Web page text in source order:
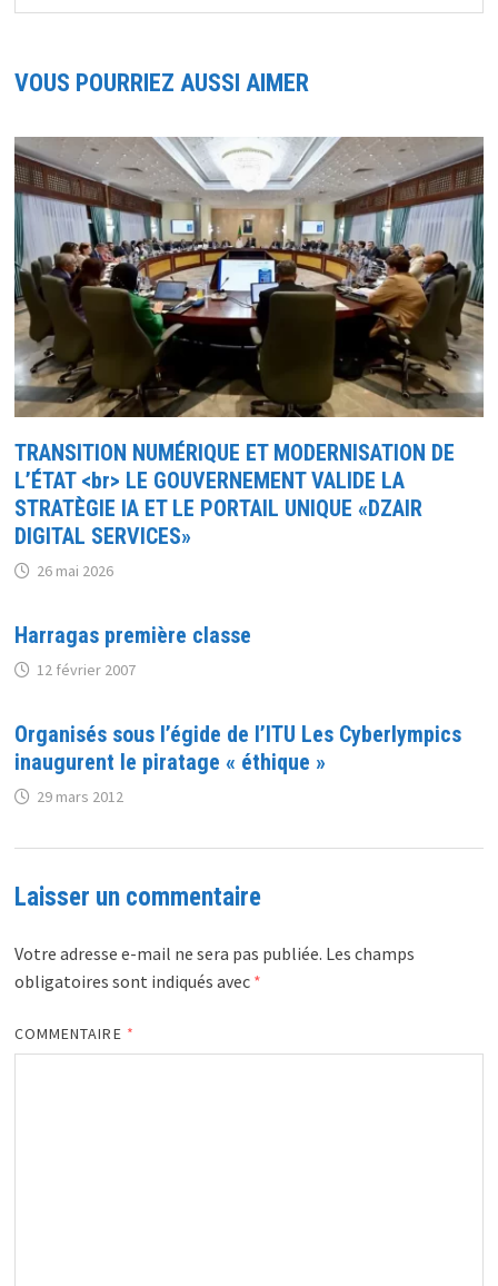
VOUS POURRIEZ AUSSI AIMER
TRANSITION NUMÉRIQUE ET MODERNISATION DE
L’ÉTAT <br> LE GOUVERNEMENT VALIDE LA
STRATÈGIE IA ET LE PORTAIL UNIQUE «DZAIR
DIGITAL SERVICES»
26 mai 2026
Harragas première classe
12 février 2007
Organisés sous l’égide de l’ITU Les Cyberlympics
inaugurent le piratage « éthique »
29 mars 2012
Laisser un commentaire
Votre adresse e-mail ne sera pas publiée. Les champs
obligatoires sont indiqués avec *
COMMENTAIRE *